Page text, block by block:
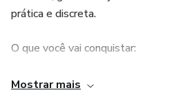
prática e discreta.
O que você vai conquistar:
Reconectar emocionalmente com sua
Mostrar mais